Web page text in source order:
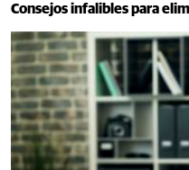
Consejos infalibles para